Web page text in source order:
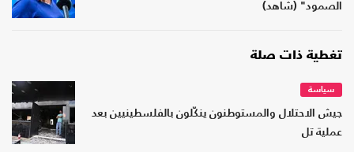
الصمود" (شاهد)
تغطية ذات صلة
سياسة
جيش الاحتلال والمستوطنون ينكّلون بالفلسطينيين بعد
عملية تل